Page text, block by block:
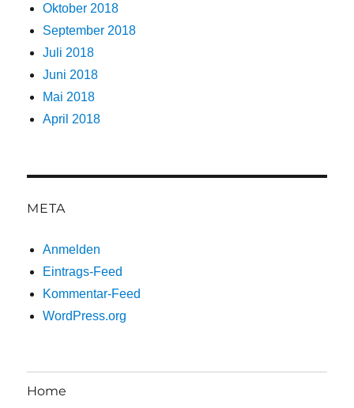
Oktober 2018
September 2018
Juli 2018
Juni 2018
Mai 2018
April 2018
META
Anmelden
Eintrags-Feed
Kommentar-Feed
WordPress.org
Home